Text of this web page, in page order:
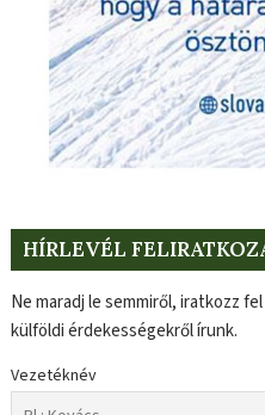
HÍRLEVÉL
Ne maradj le semmiről, iratkozz
külföldi érdekességekről írunk.
Vezetéknév